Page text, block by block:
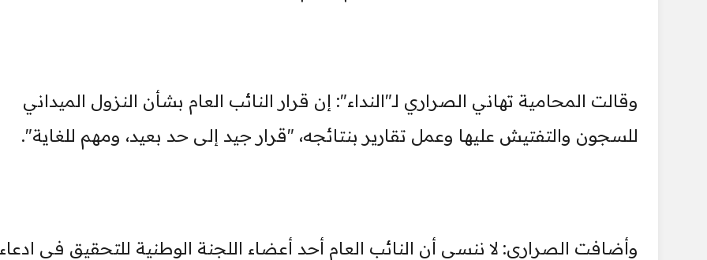
وقالت المحامية تهاني الصراري لـ"النداء": إن قرار النائب العام بشأن النزول الميداني
للسجون والتفتيش عليها وعمل تقارير بنتائجه، "قرار جيد إلى حد بعيد، ومهم للغاية".
وأضافت الصراري: لا ننسى أن النائب العام أحد أعضاء اللجنة الوطنية للتحقيق في